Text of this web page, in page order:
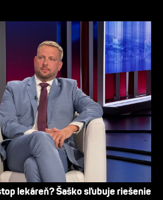
lekáreň? Šaško sľubuje riešenie